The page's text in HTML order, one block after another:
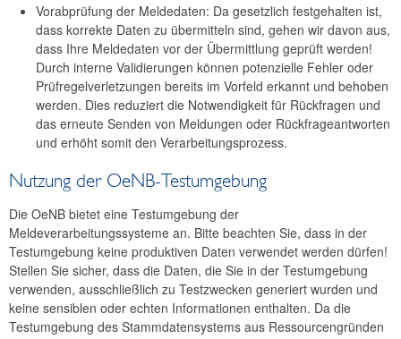
Vorabprüfung der Meldedaten: Da gesetzlich festgehalten ist,
dass korrekte Daten zu übermitteln sind, gehen wir davon aus,
dass Ihre Meldedaten vor der Übermittlung geprüft werden!
Durch interne Validierungen können potenzielle Fehler oder
Prüfregelverletzungen bereits im Vorfeld erkannt und behoben
werden. Dies reduziert die Notwendigkeit für Rückfragen und
das erneute Senden von Meldungen oder Rückfrageantworten
und erhöht somit den Verarbeitungsprozess.
Nutzung der OeNB-Testumgebung
Die OeNB bietet eine Testumgebung der
Meldeverarbeitungssysteme an. Bitte beachten Sie, dass in der
Testumgebung keine produktiven Daten verwendet werden dürfen!
Stellen Sie sicher, dass die Daten, die Sie in der Testumgebung
verwenden, ausschließlich zu Testzwecken generiert wurden und
keine sensiblen oder echten Informationen enthalten. Da die
Testumgebung des Stammdatensystems aus Ressourcengründen